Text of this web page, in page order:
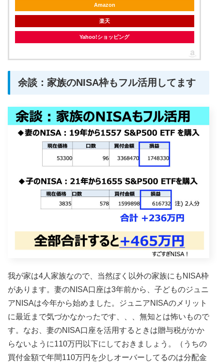
Amazon
楽天
Yahoo!ショッピング
余談：家族のNISA枠もフル活用してます
我が家は4人家族なので、当然ぼく以外の家族にもNISA枠
があります。妻のNISA口座は3年前から、子どものジュニ
アNISAは今年から始めました。ジュニアNISAのメリット
に最近まで気づかなかったです、、、無知とは怖いもので
す。なお、妻のNISA口座を活用するときは贈与税がかか
らないように110万円以下にしておきましょう。（うちの
買付金額で年間110万円を少しオーバーしてるのは分配金